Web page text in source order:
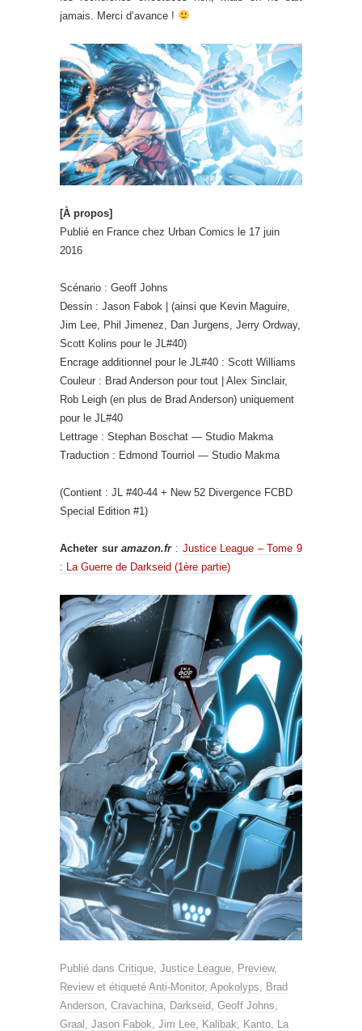
jamais. Merci d’avance !
[À propos]
Publié en France chez Urban Comics le 17 juin
2016
Scénario : Geoff Johns
Dessin : Jason Fabok | (ainsi que Kevin Maguire,
Jim Lee, Phil Jimenez, Dan Jurgens, Jerry Ordway,
Scott Kolins pour le JL#40)
Encrage additionnel pour le JL#40 : Scott Williams
Couleur : Brad Anderson pour tout | Alex Sinclair,
Rob Leigh (en plus de Brad Anderson) uniquement
pour le JL#40
Lettrage : Stephan Boschat — Studio Makma
Traduction : Edmond Tourriol — Studio Makma
(Contient : JL #40-44 + New 52 Divergence FCBD
Special Edition #1)
Acheter suramazon.fr: Justice League – Tome 9
: La Guerre de Darkseid (1ère partie)
Publié dans Critique Justice League Preview,
Reviewet étiqueté Anti-Monitor, Apokolyps
Brad
Anderson Cravachina Darkseid Geoff Johns
Graal
Jason Fabok Jim Lee Kalibak Kanto
La